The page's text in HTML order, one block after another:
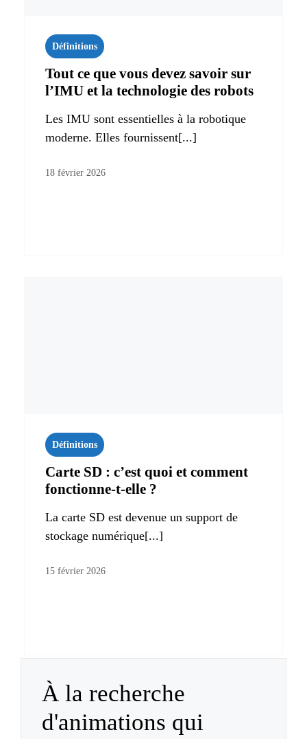
Définitions
Tout ce que vous devez savoir sur
l’IMU et la technologie des robots
Les IMU sont essentielles à la robotique
moderne. Elles fournissent[...]
18 février 2026
Définitions
Carte SD : c’est quoi et comment
fonctionne-t-elle ?
La carte SD est devenue un support de
stockage numérique[...]
15 février 2026
À la recherche
d'animations qui